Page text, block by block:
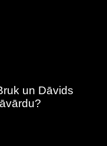
un Dāvids